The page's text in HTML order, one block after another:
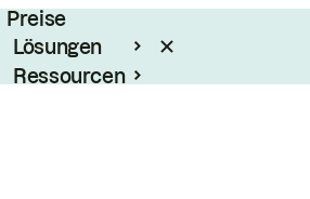
Preise
Lösungen
Ressourcen